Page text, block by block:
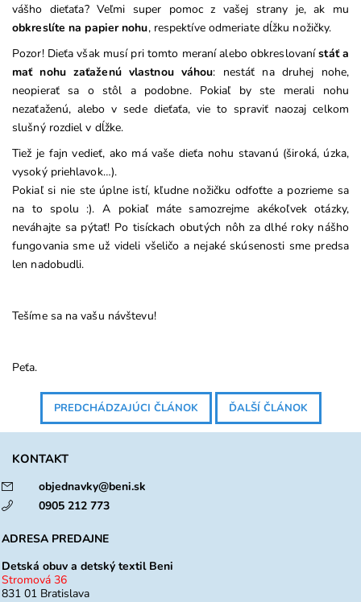
vášho dieťaťa? Veľmi super pomoc z vašej strany je, ak mu
obkreslíte na papier nohu, respektíve odmeriate dĺžku nožičky.
Pozor! Dieťa však musí pri tomto meraní alebo obkreslovanístáť a
mať nohu zaťaženú vlastnou váhou: nestáť na druhej nohe,
neopierať sa o stôl a podobne. Pokiaľ by ste merali nohu
nezaťaženú, alebo v sede dieťaťa, vie to spraviť naozaj celkom
slušný rozdiel v dĺžke.
Tiež je fajn vedieť, ako má vaše dieťa nohu stavanú (široká, úzka,
vysoký priehlavok…).
Pokiaľ si nie ste úplne istí, kľudne nožičku odfoťte a pozrieme sa
na to spolu :). A pokiaľ máte samozrejme akékoľvek otázky,
neváhajte sa pýtať! Po tisíckach obutých nôh za dlhé roky nášho
fungovania sme už videli všeličo a nejaké skúsenosti sme predsa
len nadobudli.
Tešíme sa na vašu návštevu!
Peťa.
PREDCHÁDZAJÚCI ČLÁNOK ĎALŠÍ ČLÁNOK
KONTAKT
objednavky@beni.sk
0905 212 773
ADRESA PREDAJNE
Detská obuv a detský textil Beni
Stromová 36
831 01 Bratislava